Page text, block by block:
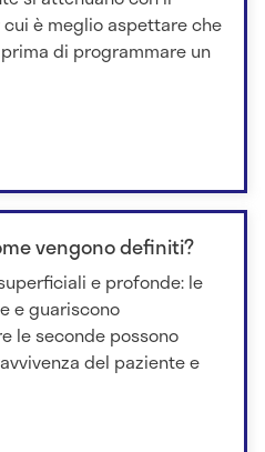
è meglio aspettare che
di programmare un
vengono definiti?
e profonde: le
e guariscono
le seconde possono
del paziente e